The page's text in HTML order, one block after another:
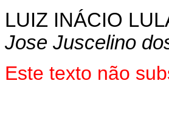
LUIZ INÁCIO
Jose Juscelino
Este texto não